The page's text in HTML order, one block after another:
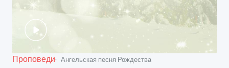
Проповеди Ангельская песня Рождества